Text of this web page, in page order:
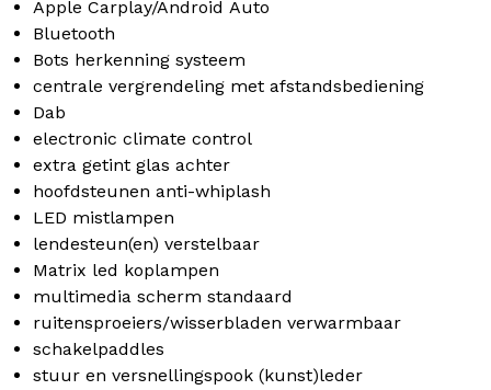
Apple Carplay/Android Auto
Bluetooth
Bots herkenning systeem
centrale vergrendeling met afstandsbediening
Dab
electronic climate control
extra getint glas achter
hoofdsteunen anti-whiplash
LED mistlampen
lendesteun(en) verstelbaar
Matrix led koplampen
multimedia scherm standaard
ruitensproeiers/wisserbladen verwarmbaar
schakelpaddles
stuur en versnellingspook (kunst)leder